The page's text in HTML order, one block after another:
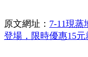
原文網址： 7-11現蒸
登場，限時優惠15元